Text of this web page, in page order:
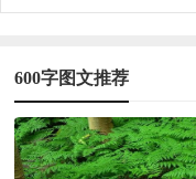
600字图文推荐